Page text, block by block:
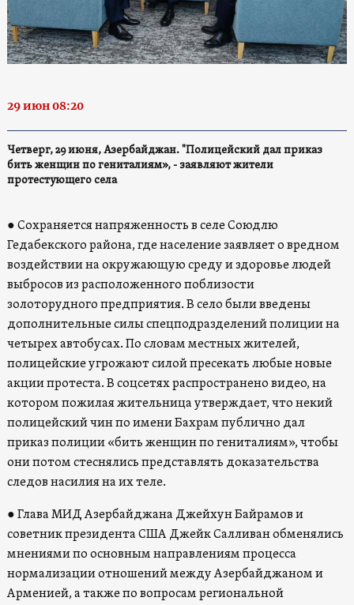
29 июн 08:20
Четверг, 29 июня, Азербайджан. "Полицейский дал приказ
бить женщин по гениталиям», - заявляют жители
протестующего села
● Сохраняется напряженность в селе Союдлю
Гедабекского района, где население заявляет о вредном
воздействии на окружающую среду и здоровье людей
выбросов из расположенного поблизости
золоторудного предприятия. В село были введены
дополнительные силы спецподразделений полиции на
четырех автобусах. По словам местных жителей,
полицейские угрожают силой пресекать любые новые
акции протеста. В соцсетях распространено видео, на
котором пожилая жительница утверждает, что некий
полицейский чин по имени Бахрам публично дал
приказ полиции «бить женщин по гениталиям», чтобы
они потом стеснялись представлять доказательства
следов насилия на их теле.
● Глава МИД Азербайджана Джейхун Байрамов и
советник президента США Джейк Салливан обменялись
мнениями по основным направлениям процесса
нормализации отношений между Азербайджаном и
Арменией, а также по вопросам региональной